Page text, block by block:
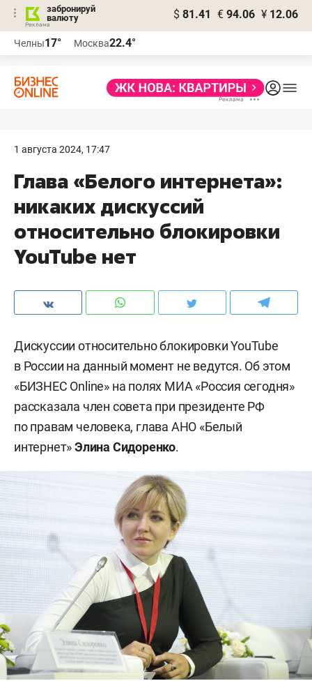
забронируй
валюту
$ 81.41 € 94.06 ¥ 12.06
Челны17° Москва22.4°
1 августа 2024, 17:47
Глава «Белого интернета»:
никаких дискуссий
относительно блокировки
YouTube нет
Дискуссии относительно блокировки YouTube
в России на данный момент не ведутся. Об этом
«БИЗНЕС Online» на полях МИА «Россия сегодня»
рассказала член совета при президенте РФ
по правам человека, глава АНО «Белый
интернет»Элина Сидоренко.